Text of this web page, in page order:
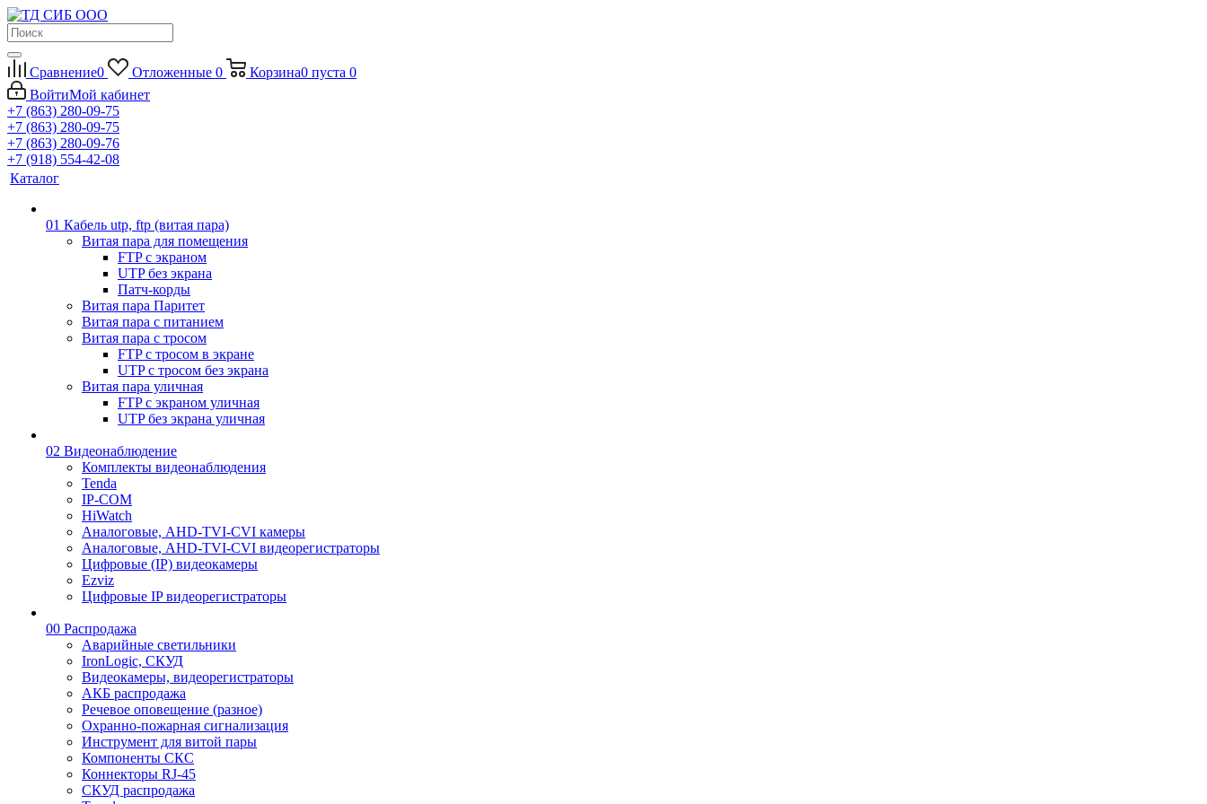
Сравнение0 Отложенные 0 Корзина0 пуста 0
ВойтиМой кабинет
+7 (863) 280-09-75
+7 (863) 280-09-75
+7 (863) 280-09-76
+7 (918) 554-42-08
Каталог
01 Кабель utp, ftp (витая пара)
Витая пара для помещения
FTP с экраном
UTP без экрана
Патч-корды
Витая пара Паритет
Витая пара с питанием
Витая пара с тросом
FTP с тросом в экране
UTP с тросом без экрана
Витая пара уличная
FTP с экраном уличная
UTP без экрана уличная
02 Видеонаблюдение
Комплекты видеонаблюдения
Tenda
IP-COM
HiWatch
Аналоговые, AHD-TVI-CVI камеры
Аналоговые, AHD-TVI-CVI видеорегистраторы
Цифровые (IP) видеокамеры
Ezviz
Цифровые IP видеорегистраторы
00 Распродажа
Аварийные светильники
IronLogic, СКУД
Видеокамеры, видеорегистраторы
АКБ распродажа
Речевое оповещение (разное)
Охранно-пожарная сигнализация
Инструмент для витой пары
Компоненты СКС
Коннекторы RJ-45
СКУД распродажа